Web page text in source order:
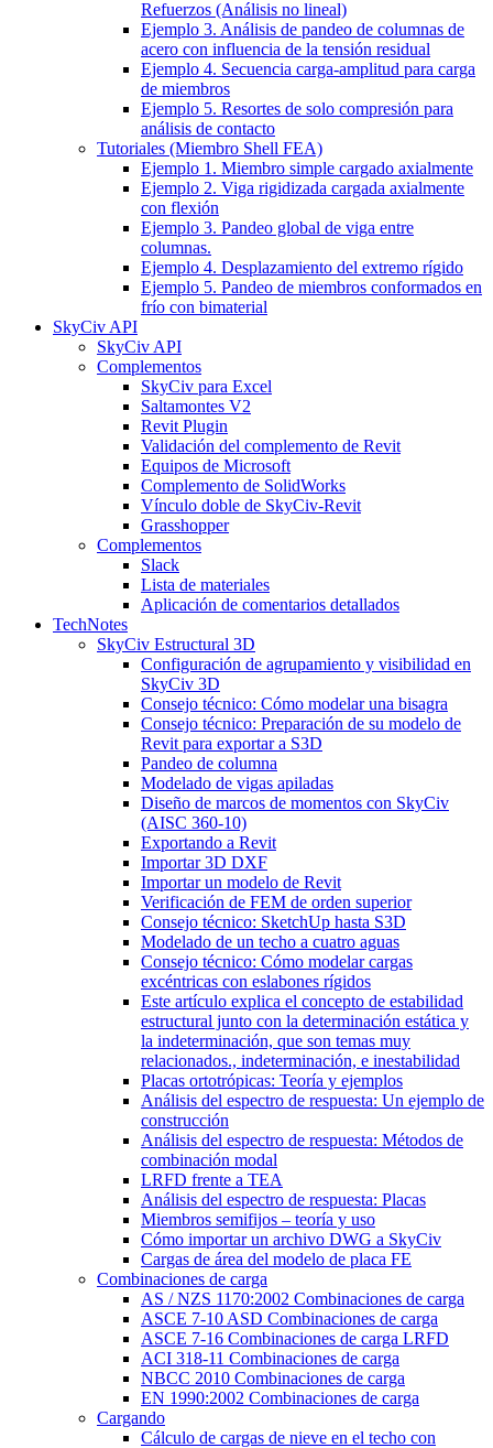
Refuerzos (Análisis no lineal)
Ejemplo 3. Análisis de pandeo de columnas de
acero con influencia de la tensión residual
Ejemplo 4. Secuencia carga-amplitud para carga
de miembros
Ejemplo 5. Resortes de solo compresión para
análisis de contacto
Tutoriales (Miembro Shell FEA)
Ejemplo 1. Miembro simple cargado axialmente
Ejemplo 2. Viga rigidizada cargada axialmente
con flexión
Ejemplo 3. Pandeo global de viga entre
columnas.
Ejemplo 4. Desplazamiento del extremo rígido
Ejemplo 5. Pandeo de miembros conformados en
frío con bimaterial
SkyCiv API
SkyCiv API
Complementos
SkyCiv para Excel
Saltamontes V2
Revit Plugin
Validación del complemento de Revit
Equipos de Microsoft
Complemento de SolidWorks
Vínculo doble de SkyCiv-Revit
Grasshopper
Complementos
Slack
Lista de materiales
Aplicación de comentarios detallados
TechNotes
SkyCiv Estructural 3D
Configuración de agrupamiento y visibilidad en
SkyCiv 3D
Consejo técnico: Cómo modelar una bisagra
Consejo técnico: Preparación de su modelo de
Revit para exportar a S3D
Pandeo de columna
Modelado de vigas apiladas
Diseño de marcos de momentos con SkyCiv
(AISC 360-10)
Exportando a Revit
Importar 3D DXF
Importar un modelo de Revit
Verificación de FEM de orden superior
Consejo técnico: SketchUp hasta S3D
Modelado de un techo a cuatro aguas
Consejo técnico: Cómo modelar cargas
excéntricas con eslabones rígidos
Este artículo explica el concepto de estabilidad
estructural junto con la determinación estática y
la indeterminación, que son temas muy
relacionados., indeterminación, e inestabilidad
Placas ortotrópicas: Teoría y ejemplos
Análisis del espectro de respuesta: Un ejemplo de
construcción
Análisis del espectro de respuesta: Métodos de
combinación modal
LRFD frente a TEA
Análisis del espectro de respuesta: Placas
Miembros semifijos – teoría y uso
Cómo importar un archivo DWG a SkyCiv
Cargas de área del modelo de placa FE
Combinaciones de carga
AS / NZS 1170:2002 Combinaciones de carga
ASCE 7-10 ASD Combinaciones de carga
ASCE 7-16 Combinaciones de carga LRFD
ACI 318-11 Combinaciones de carga
NBCC 2010 Combinaciones de carga
EN 1990:2002 Combinaciones de carga
Cargando
Cálculo de cargas de nieve en el techo con